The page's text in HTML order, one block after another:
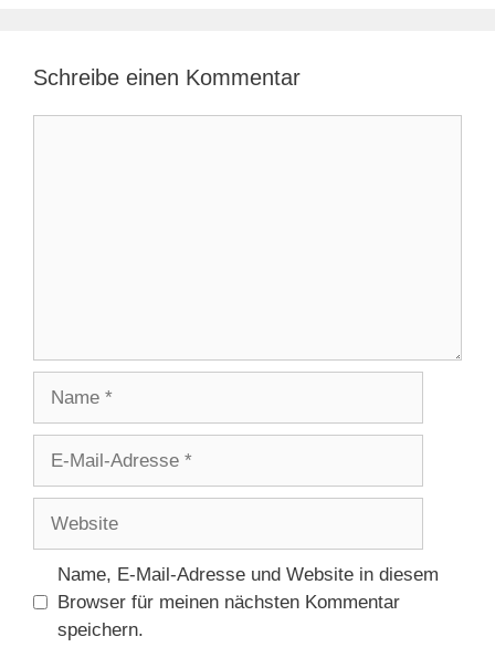
Schreibe einen Kommentar
Adresse
Name, E-Mail-Adresse und Website in diesem
Browser für meinen nächsten Kommentar
speichern.